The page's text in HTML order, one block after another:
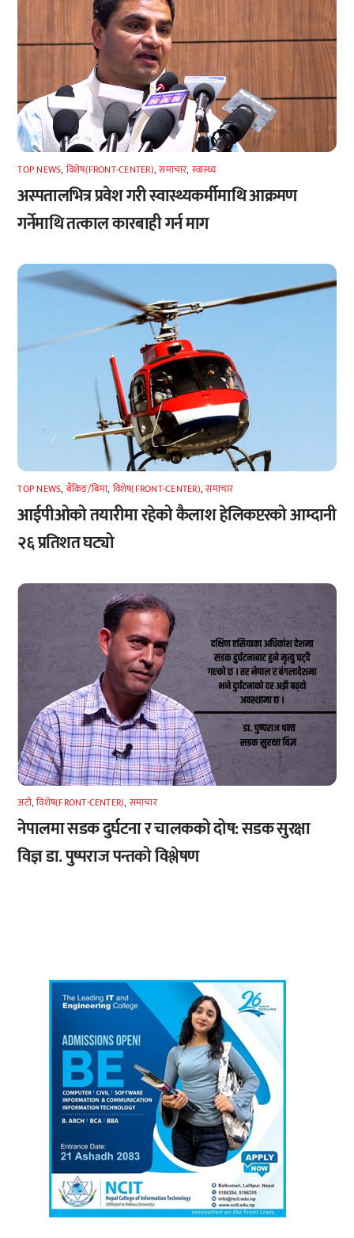
TOP NEWS, विशेष(FRONT-CENTER),समाचार, स्वास्थ्य
अस्पतालभित्र प्रवेश गरी स्वास्थ्यकर्मीमाथि आक्रमण
गर्नेमाथि तत्काल कारबाही गर्न माग
TOP NEWS, बैंकिङ/बिमा, विशेष(FRONT-CENTER),समाचार
आईपीओको तयारीमा रहेको कैलाश हेलिकप्टरको आम्दानी
२६ प्रतिशत घट्यो
अटाे,विशेष(FRONT-CENTER), समाचार
नेपालमा सडक दुर्घटना र चालकको दोष: सडक सुरक्षा
विज्ञ डा. पुष्पराज पन्तको विश्लेषण